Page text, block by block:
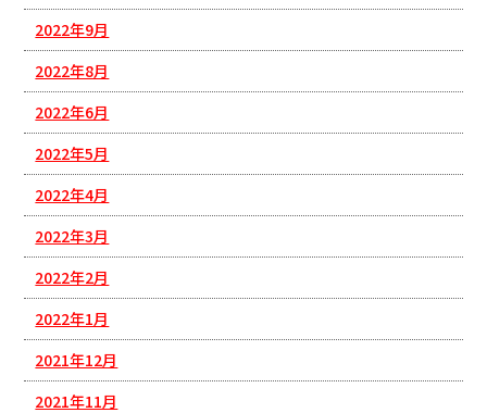
2022年9月
2022年8月
2022年6月
2022年5月
2022年4月
2022年3月
2022年2月
2022年1月
2021年12月
2021年11月